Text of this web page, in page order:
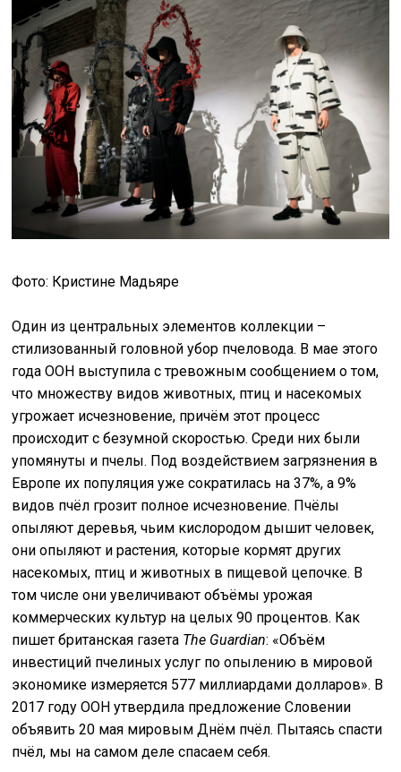
Фото: Кристине Мадьяре
Один из центральных элементов коллекции –
стилизованный головной убор пчеловода. В мае этого
года ООН выступила с тревожным сообщением о том,
что множеству видов животных, птиц и насекомых
угрожает исчезновение, причём этот процесс
происходит с безумной скоростью. Среди них были
упомянуты и пчелы. Под воздействием загрязнения в
Европе их популяция уже сократилась на 37%, а 9%
видов пчёл грозит полное исчезновение. Пчёлы
опыляют деревья, чьим кислородом дышит человек,
они опыляют и растения, которые кормят других
насекомых, птиц и животных в пищевой цепочке. В
том числе они увеличивают объёмы урожая
коммерческих культур на целых 90 процентов. Как
пишет британская газета The Guardian: «Объём
инвестиций пчелиных услуг по опылению в мировой
экономике измеряется 577 миллиардами долларов». В
2017 году ООН утвердила предложение Словении
объявить 20 мая мировым Днём пчёл. Пытаясь спасти
пчёл, мы на самом деле спасаем себя.